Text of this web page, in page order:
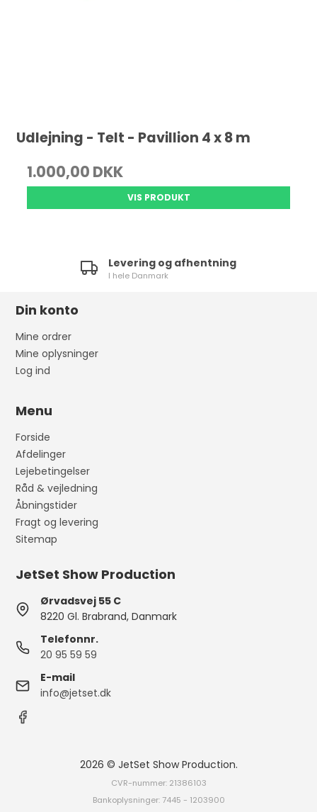
Udlejning - Telt - Pavillion 4 x 8 m
1.000,00 DKK
VIS PRODUKT
Levering og afhentning
I hele Danmark
Din konto
Mine ordrer
Mine oplysninger
Log ind
Menu
Forside
Afdelinger
Lejebetingelser
Råd & vejledning
Åbningstider
Fragt og levering
Sitemap
JetSet Show Production
Ørvadsvej 55 C
8220 Gl. Brabrand, Danmark
Telefonnr.
20 95 59 59
E-mail
info@jetset.dk
2026 © JetSet Show Production.
CVR-nummer: 21386103
Bankoplysninger: 7445 - 1203900